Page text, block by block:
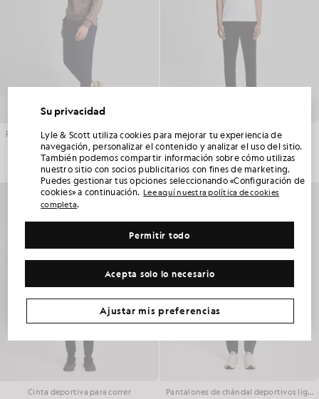
Pantalones deportivos ajustados de algodón superfino
£70.00
Cinta deportiva para correr
£70.00
Cinta deportiva para correr Pantalones de chándal deportivos ligeros
Su privacidad
Lyle & Scott utiliza cookies para mejorar tu experiencia de
navegación, personalizar el contenido y analizar el uso del sitio.
También podemos compartir información sobre cómo utilizas
nuestro sitio con socios publicitarios con fines de marketing.
Puedes gestionar tus opciones seleccionando «Configuración de
cookies» a continuación. Lee aquí nuestra política de cookies
completa.
Acepta solo lo necesario
Permitir todo
Ajustar mis preferencias
DESBLOQUEA UN 15 % DE DESCUENTO EN
TU PRIMER PEDIDO
Únete al Club Lyle & Scott y sé el primero en enterarte de los lanzamientos de la nueva
temporada, las colaboraciones y las rebajas de temporada exclusivas para socios,
además de conseguir un código de bienvenida único del 15 %.
¿Alguna preferencia adicional en cuanto a la comunicación?
RECLAMAR MI OFERTA